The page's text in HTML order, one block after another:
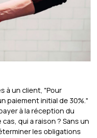
à un client, "Pour
paiement initial de 30%."
à la réception du
qui a raison ? Sans un
les obligations